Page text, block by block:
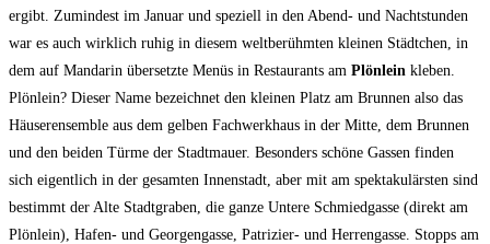
ergibt. Zumindest im Januar und speziell in den Abend- und Nachtstunden
war es auch wirklich ruhig in diesem weltberühmten kleinen Städtchen, in
dem auf Mandarin übersetzte Menüs in Restaurants am Plönlein kleben.
Plönlein? Dieser Name bezeichnet den kleinen Platz am Brunnen also das
Häuserensemble aus dem gelben Fachwerkhaus in der Mitte, dem Brunnen
und den beiden Türme der Stadtmauer. Besonders schöne Gassen finden
sich eigentlich in der gesamten Innenstadt, aber mit am spektakulärsten sind
bestimmt der Alte Stadtgraben, die ganze Untere Schmiedgasse (direkt am
Plönlein), Hafen- und Georgengasse, Patrizier- und Herrengasse. Stopps am